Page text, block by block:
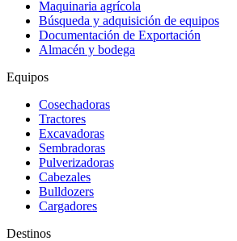
Maquinaria agrícola
Búsqueda y adquisición de equipos
Documentación de Exportación
Almacén y bodega
Equipos
Cosechadoras
Tractores
Excavadoras
Sembradoras
Pulverizadoras
Cabezales
Bulldozers
Cargadores
Destinos